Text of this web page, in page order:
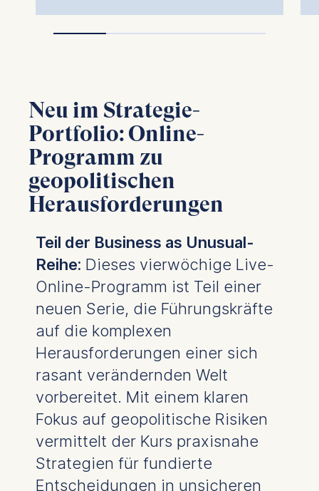
Neu im Strategie-
Portfolio: Online-
Programm zu
geopolitischen
Herausforderungen
Teil der Business as Unusual-
Reihe: Dieses vierwöchige Live-
Online-Programm ist Teil einer
neuen Serie, die Führungskräfte
auf die komplexen
Herausforderungen einer sich
rasant verändernden Welt
vorbereitet. Mit einem klaren
Fokus auf geopolitische Risiken
vermittelt der Kurs praxisnahe
Strategien für fundierte
Entscheidungen in unsicheren